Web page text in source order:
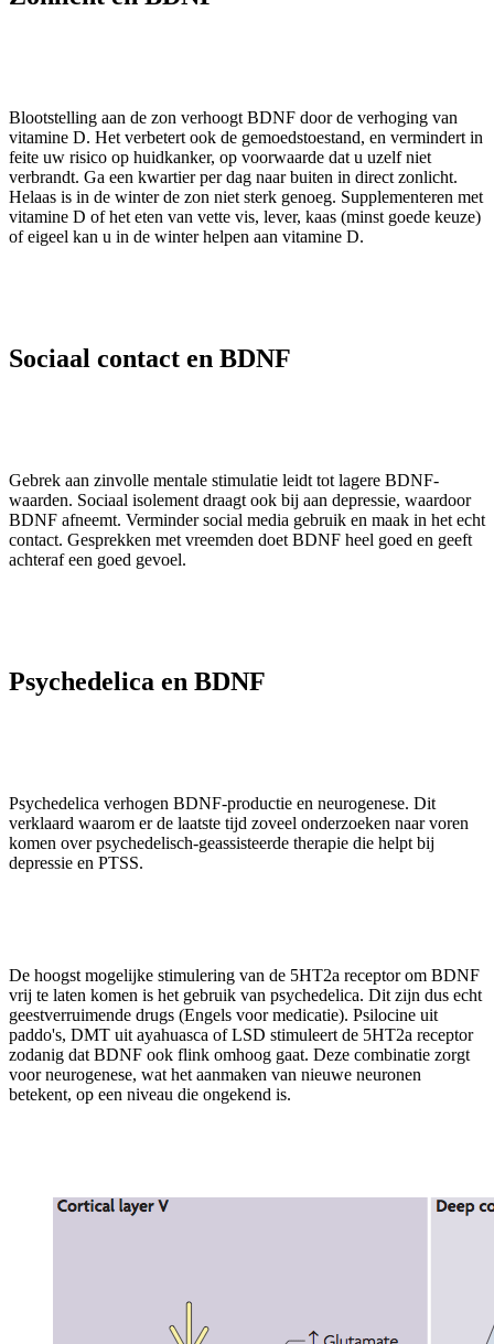
Blootstelling aan de zon verhoogt BDNF door de verhoging van
vitamine D. Het verbetert ook de gemoedstoestand, en vermindert in
feite uw risico op huidkanker, op voorwaarde dat u uzelf niet
verbrandt. Ga een kwartier per dag naar buiten in direct zonlicht.
Helaas is in de winter de zon niet sterk genoeg. Supplementeren met
vitamine D of het eten van vette vis, lever, kaas (minst goede keuze)
of eigeel kan u in de winter helpen aan vitamine D.
Sociaal contact en BDNF
Gebrek aan zinvolle mentale stimulatie leidt tot lagere BDNF-
waarden. Sociaal isolement draagt ​​ook bij aan depressie, waardoor
BDNF afneemt. Verminder social media gebruik en maak in het echt
contact. Gesprekken met vreemden doet BDNF heel goed en geeft
achteraf een goed gevoel.
Psychedelica en BDNF
Psychedelica verhogen BDNF-productie en neurogenese. Dit
verklaard waarom er de laatste tijd zoveel onderzoeken naar voren
komen over psychedelisch-geassisteerde therapie die helpt bij
depressie en PTSS.
De hoogst mogelijke stimulering van de 5HT2a receptor om BDNF
vrij te laten komen is het gebruik van psychedelica. Dit zijn dus echt
geestverruimende drugs (Engels voor medicatie). Psilocine uit
paddo's, DMT uit ayahuasca of LSD stimuleert de 5HT2a receptor
zodanig dat BDNF ook flink omhoog gaat. Deze combinatie zorgt
voor neurogenese, wat het aanmaken van nieuwe neuronen
betekent, op een niveau die ongekend is.